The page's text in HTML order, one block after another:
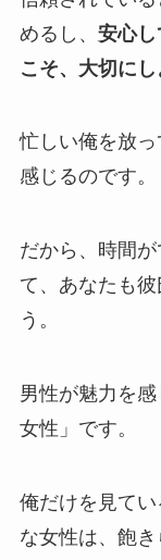
めるし、 安心
こそ、大切にし
忙しい俺を放
感じるのです。
だから、時間
て、あなたも
う。
男性が魅力を
女性」です。
俺だけを見て
な女性は、飽き